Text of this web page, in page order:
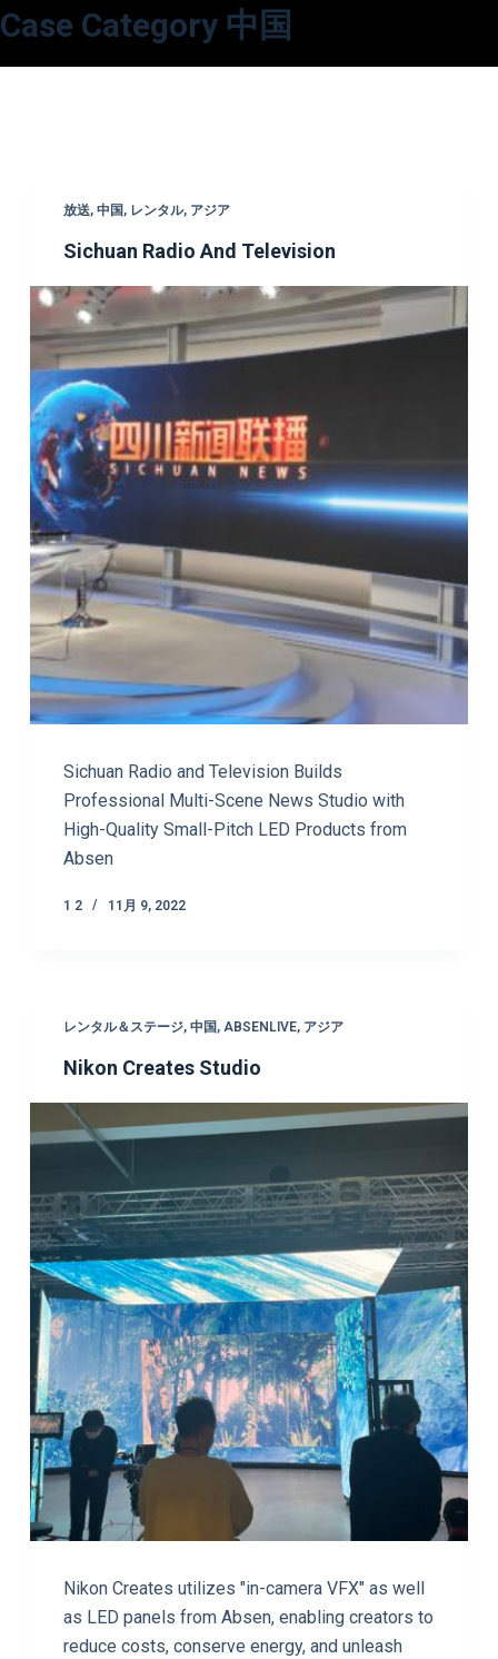
コ
プ
Case Category 中国
放送, 中国 , レンタル, アジア
Sichuan Radio And Television
Sichuan Radio and Television Builds
Professional Multi-Scene News Studio with
High-Quality Small-Pitch LED Products from
Absen
1 2 11月 9, 2022
レンタル＆ステージ, 中国 , ABSENLIVE, アジア
Nikon Creates Studio
Nikon Creates utilizes "in-camera VFX" as well
as LED panels from Absen, enabling creators to
reduce costs, conserve energy, and unleash